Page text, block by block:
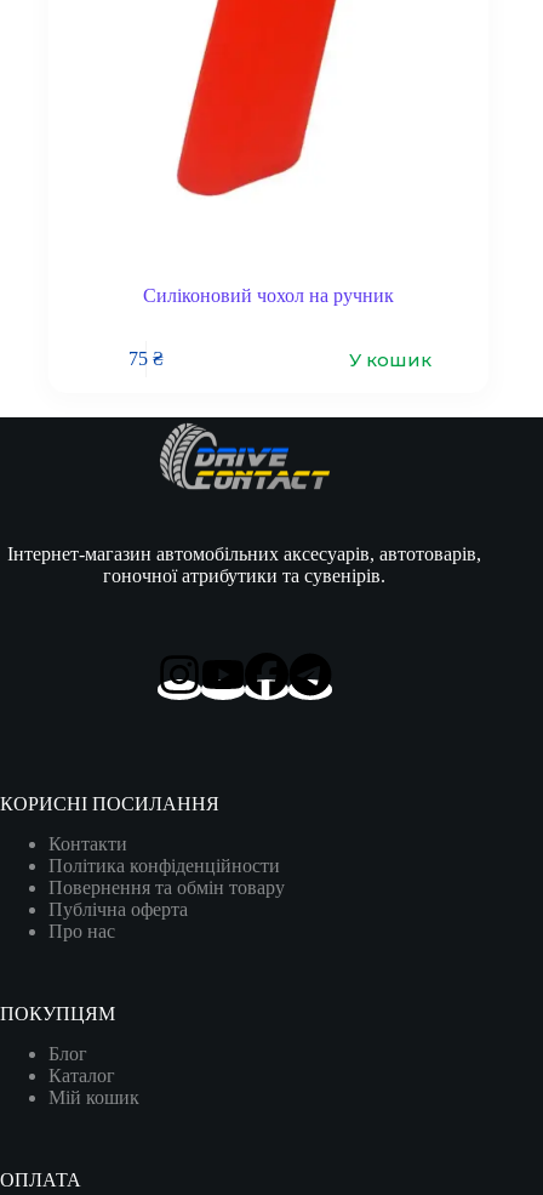
Силіконовий чохол на ручник
75₴ У кошик
Інтернет-магазин автомобільних аксесуарів, автотоварів,
гоночної атрибутики та сувенірів.
КОРИСНІ ПОСИЛАННЯ
Контакти
Політика конфіденційности
Повернення та обмін товару
Публічна оферта
Про нас
ПОКУПЦЯМ
Блог
Каталог
Мій кошик
ОПЛАТА